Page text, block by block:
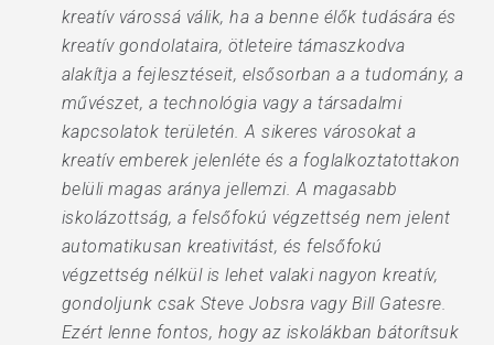
kreatív várossá válik, ha a benne élők tudására és
kreatív gondolataira, ötleteire támaszkodva
alakítja a fejlesztéseit, elsősorban a a tudomány, a
művészet, a technológia vagy a társadalmi
kapcsolatok területén. A sikeres városokat a
kreatív emberek jelenléte és a foglalkoztatottakon
belüli magas aránya jellemzi. A magasabb
iskolázottság, a felsőfokú végzettség nem jelent
automatikusan kreativitást, és felsőfokú
végzettség nélkül is lehet valaki nagyon kreatív,
gondoljunk csak Steve Jobsra vagy Bill Gatesre.
Ezért lenne fontos, hogy az iskolákban bátorítsuk